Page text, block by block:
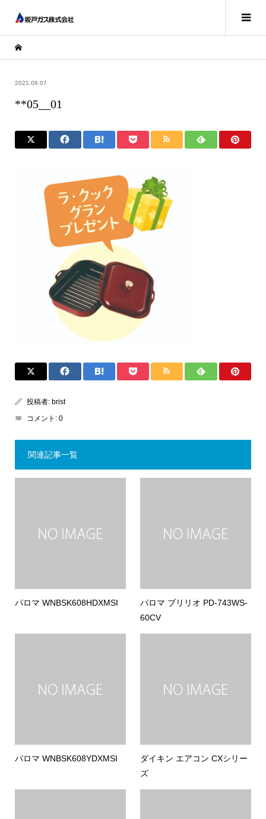
2021.06.07
**05__01
投稿者: brist
コメント: 0
関連記事一覧
パロマ WNBSK608HDXMSI
パロマ ブリリオ PD-743WS-
60CV
パロマ WNBSK608YDXMSI
ダイキン エアコン CXシリー
ズ